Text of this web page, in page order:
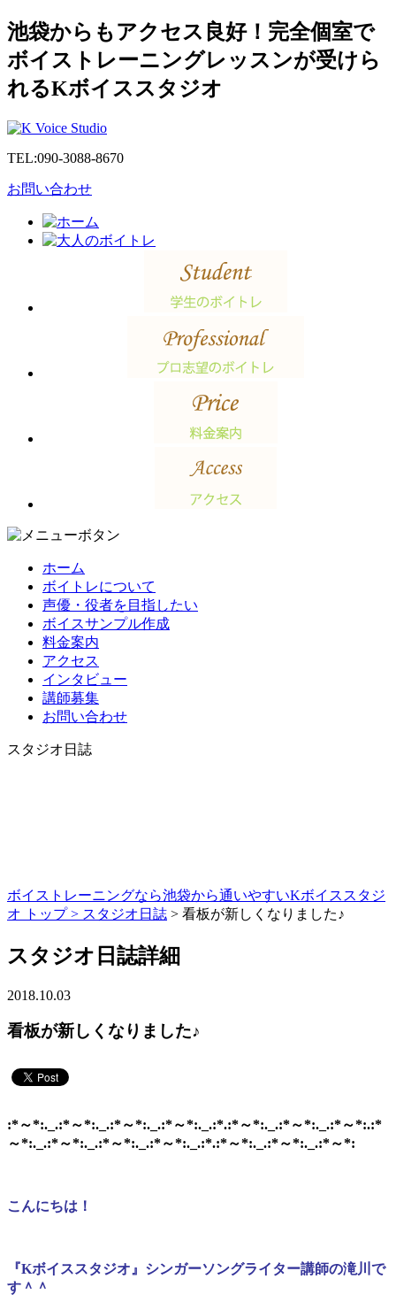
池袋からもアクセス良好！完全個室で
ボイストレーニングレッスンが受けら
れるKボイススタジオ
TEL:090-3088-8670
お問い合わせ
ホーム
ボイトレについて
声優・役者を目指したい
ボイスサンプル作成
料金案内
アクセス
インタビュー
講師募集
お問い合わせ
スタジオ日誌
ボイストレーニングなら池袋から通いやすいKボイススタジ
オ トップ > スタジオ日誌 > 看板が新しくなりました♪
スタジオ日誌詳細
2018.10.03
看板が新しくなりました♪
:*～*:._.:*～*:._.:*～*:._.:*～*:._.:*.:*～*:._.:*～*:._.:*～*:.:*
～*:._.:*～*:._.:*～*:._.:*～*:._.:*.:*～*:._.:*～*:._.:*～*:
こんにちは！
『Kボイススタジオ』シンガーソングライター講師の滝川で
す＾＾